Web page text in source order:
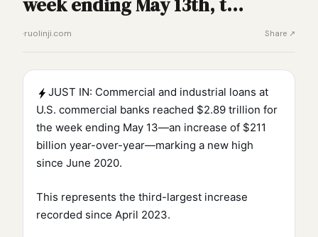
week ending May 13th, t…
·ruolinji.com Share ↗
JUST IN: Commercial and industrial loans at
U.S. commercial banks reached $2.89 trillion for
the week ending May 13—an increase of $211
billion year-over-year—marking a new high
since June 2020.
This represents the third-largest increase
recorded since April 2023.